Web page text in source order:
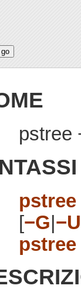
pstree
pstree
[−G|−U
pstree